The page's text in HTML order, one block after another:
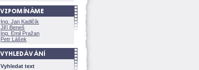
Ing. Jan Kadlčík
Jiří Bene
Ing. Emil Pražan
Petr Lášek
Vyhledat text